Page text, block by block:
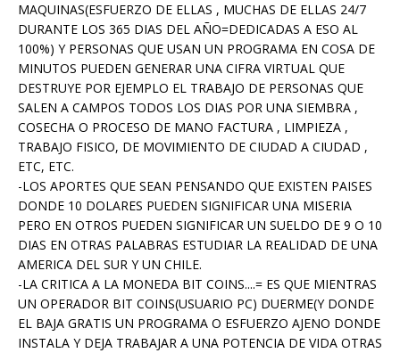
MAQUINAS(ESFUERZO DE ELLAS , MUCHAS DE ELLAS 24/7
DURANTE LOS 365 DIAS DEL AÑO=DEDICADAS A ESO AL
100%) Y PERSONAS QUE USAN UN PROGRAMA EN COSA DE
MINUTOS PUEDEN GENERAR UNA CIFRA VIRTUAL QUE
DESTRUYE POR EJEMPLO EL TRABAJO DE PERSONAS QUE
SALEN A CAMPOS TODOS LOS DIAS POR UNA SIEMBRA ,
COSECHA O PROCESO DE MANO FACTURA , LIMPIEZA ,
TRABAJO FISICO, DE MOVIMIENTO DE CIUDAD A CIUDAD ,
ETC, ETC.
-LOS APORTES QUE SEAN PENSANDO QUE EXISTEN PAISES
DONDE 10 DOLARES PUEDEN SIGNIFICAR UNA MISERIA
PERO EN OTROS PUEDEN SIGNIFICAR UN SUELDO DE 9 O 10
DIAS EN OTRAS PALABRAS ESTUDIAR LA REALIDAD DE UNA
AMERICA DEL SUR Y UN CHILE.
-LA CRITICA A LA MONEDA BIT COINS....= ES QUE MIENTRAS
UN OPERADOR BIT COINS(USUARIO PC) DUERME(Y DONDE
EL BAJA GRATIS UN PROGRAMA O ESFUERZO AJENO DONDE
INSTALA Y DEJA TRABAJAR A UNA POTENCIA DE VIDA OTRAS